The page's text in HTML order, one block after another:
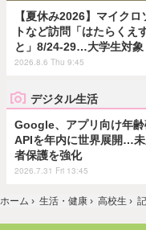
【夏休み2026】マイクロ
トなど訪問「はたらくえ
と」8/24-29…大学生対象
2026.8.6 Thu 9:45
デジタル生活
Google、アプリ向け年
APIを年内に世界展開…
者保護を強化
2026.7.31 Fri 13:45
ホーム › 生活・健康 › 高校生 ›